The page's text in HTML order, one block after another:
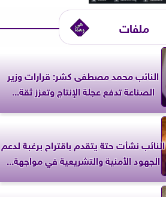
ملفات
النائب محمد مصطفى كشر: قرارات وزير
الصناعة تدفع عجلة الإنتاج وتعزز ثقة...
النائب نشأت حتة يتقدم باقتراح برغبة لدعم
الجهود الأمنية والتشريعية في مواجهة...